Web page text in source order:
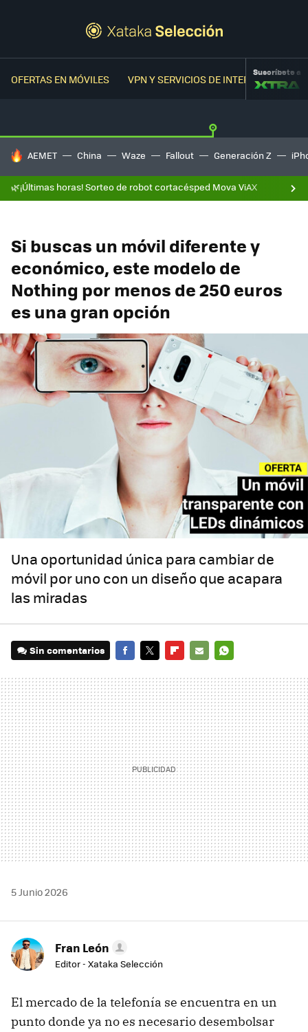
OFERTAS EN MÓVILES VPN Y SERVICIOS DE INTERNETSuscríbete a
HOY SE HABLA DE
AEMET China Waze Fallout Generación Z
🌿¡Últimas horas! Sorteo de robot cortacésped Mova ViAX
Si buscas un móvil diferente y
económico, este modelo de
Nothing por menos de 250 euros
es una gran opción
Una oportunidad única para cambiar de
móvil por uno con un diseño que acapara
las miradas
Sin comentarios
MAIL
5 Junio 2026
Fran León
Editor - Xataka Selección
El mercado de la telefonía se encuentra en un
punto donde ya no es necesario desembolsar